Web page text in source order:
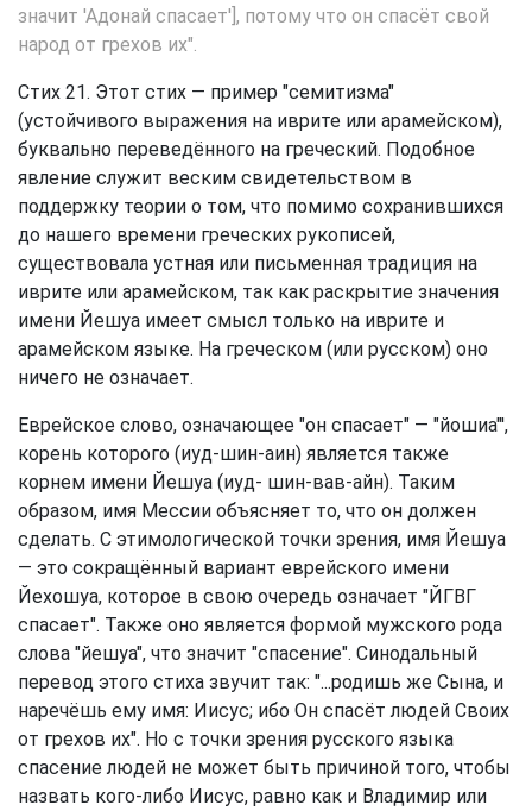
значит 'Адонай спасает'], потому что он спасёт свой
народ от грехов их".
Стих 21. Этот стих — пример "семитизма"
(устойчивого выражения на иврите или арамейском),
буквально переведённого на греческий. Подобное
явление служит веским свидетельством в
поддержку теории о том, что помимо сохранившихся
до нашего времени греческих рукописей,
существовала устная или письменная традиция на
иврите или арамейском, так как раскрытие значения
имени Йешуа имеет смысл только на иврите и
арамейском языке. На греческом (или русском) оно
ничего не означает.
Еврейское слово, означающее "он спасает" — "йошиа"',
корень которого (иуд-шин-аин) является также
корнем имени Йешуа (иуд- шин-вав-айн). Таким
образом, имя Мессии объясняет то, что он должен
сделать. С этимологической точки зрения, имя Йешуа
— это сокращённый вариант еврейского имени
Йехошуа, которое в свою очередь означает "ЙГВГ
спасает". Также оно является формой мужского рода
слова "йешуа", что значит "спасение". Синодальный
перевод этого стиха звучит так: "...родишь же Сына, и
наречёшь ему имя: Иисус; ибо Он спасёт людей Своих
от грехов их". Но с точки зрения русского языка
спасение людей не может быть причиной того, чтобы
назвать кого-либо Иисус, равно как и Владимир или